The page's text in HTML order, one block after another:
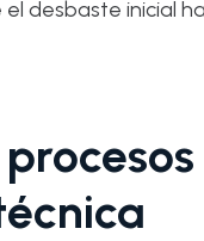
desbaste inicial